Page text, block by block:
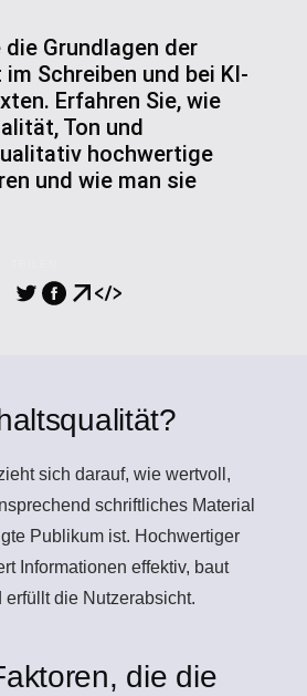
Grundlagen der
Schreiben und bei KI-
Erfahren Sie, wie
Ton und
hochwertige
und wie man sie
sich darauf, wie wertvoll,
schriftliches Material
Publikum ist. Hochwertiger
Informationen effektiv, baut
erfüllt die Nutzerabsicht.
die die